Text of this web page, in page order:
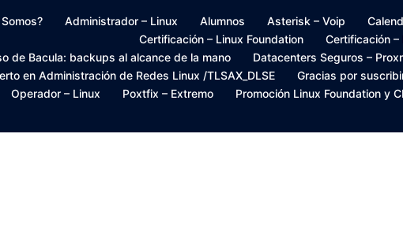
Administrador – Linux Alumnos Asterisk – Voip
Certificación – Linux Foundation
Certificación –
de Bacula: backups al alcance de la mano
Datacenters Seguros –
en Administración de Redes Linux /TLSAX_DLSE
Gracias por
Operador – Linux
Poxtfix – Extremo Promoción Linux Foundation y